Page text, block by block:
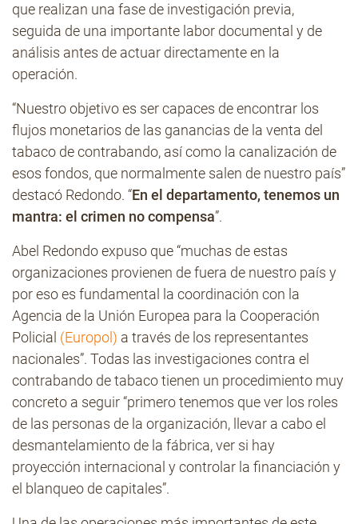
que realizan una fase de investigación previa,
seguida de una importante labor documental y de
análisis antes de actuar directamente en la
operación.
“Nuestro objetivo es ser capaces de encontrar los
flujos monetarios de las ganancias de la venta del
tabaco de contrabando, así como la canalización de
esos fondos, que normalmente salen de nuestro país”
destacó Redondo. “En el departamento, tenemos un
mantra: el crimen no compensa”.
Abel Redondo expuso que “muchas de estas
organizaciones provienen de fuera de nuestro país y
por eso es fundamental la coordinación con la
Agencia de la Unión Europea para la Cooperación
Policial (Europol) a través de los representantes
nacionales”. Todas las investigaciones contra el
contrabando de tabaco tienen un procedimiento muy
concreto a seguir “primero tenemos que ver los roles
de las personas de la organización, llevar a cabo el
desmantelamiento de la fábrica, ver si hay
proyección internacional y controlar la financiación y
el blanqueo de capitales”.